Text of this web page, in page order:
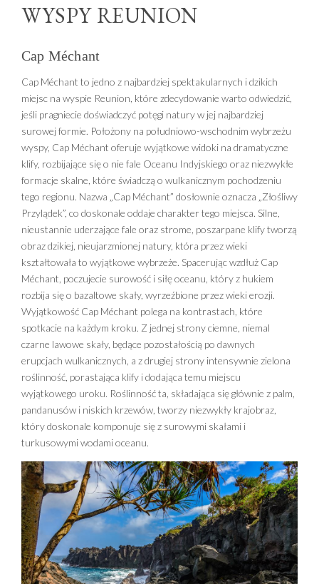
WYSPY REUNION
Cap Méchant
Cap Méchant to jedno z najbardziej spektakularnych i dzikich
miejsc na wyspie Reunion, które zdecydowanie warto odwiedzić,
jeśli pragniecie doświadczyć potęgi natury w jej najbardziej
surowej formie. Położony na południowo-wschodnim wybrzeżu
wyspy, Cap Méchant oferuje wyjątkowe widoki na dramatyczne
klify, rozbijające się o nie fale Oceanu Indyjskiego oraz niezwykłe
formacje skalne, które świadczą o wulkanicznym pochodzeniu
tego regionu. Nazwa „Cap Méchant” dosłownie oznacza „Złośliwy
Przylądek”, co doskonale oddaje charakter tego miejsca. Silne,
nieustannie uderzające fale oraz strome, poszarpane klify tworzą
obraz dzikiej, nieujarzmionej natury, która przez wieki
kształtowała to wyjątkowe wybrzeże. Spacerując wzdłuż Cap
Méchant, poczujecie surowość i siłę oceanu, który z hukiem
rozbija się o bazaltowe skały, wyrzeźbione przez wieki erozji.
Wyjątkowość Cap Méchant polega na kontrastach, które
spotkacie na każdym kroku. Z jednej strony ciemne, niemal
czarne lawowe skały, będące pozostałością po dawnych
erupcjach wulkanicznych, a z drugiej strony intensywnie zielona
roślinność, porastająca klify i dodająca temu miejscu
wyjątkowego uroku. Roślinność ta, składająca się głównie z palm,
pandanusów i niskich krzewów, tworzy niezwykły krajobraz,
który doskonale komponuje się z surowymi skałami i
turkusowymi wodami oceanu.